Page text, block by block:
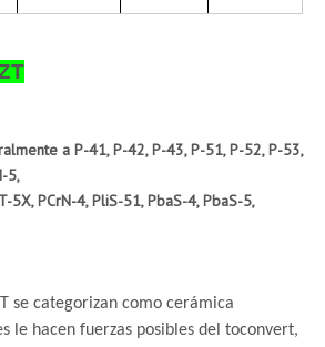
a P-41, P-42, P-43, P-51, P-52, P-53,
5,
5X, PCrN-4, PliS-51, PbaS-4, PbaS-5,
se categorizan como cerámica
le hacen fuerzas posibles del toconvert,